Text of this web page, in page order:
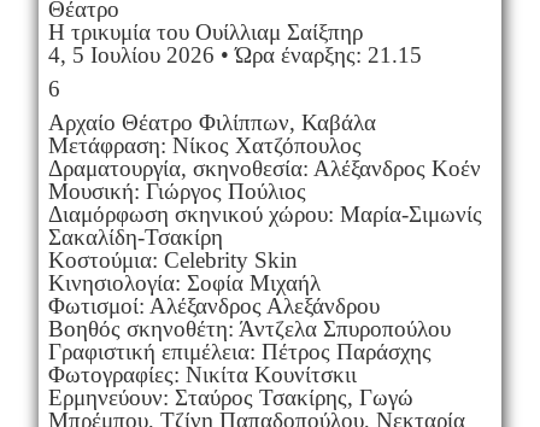
Θέατρο
Η τρικυμία του Ουίλλιαμ Σαίξπηρ
4, 5 Ιουλίου 2026 • Ώρα έναρξης: 21.15
6
Αρχαίο Θέατρο Φιλίππων, Καβάλα
Μετάφραση: Νίκος Χατζόπουλος
Δραματουργία, σκηνοθεσία: Αλέξανδρος Κοέν
Μουσική: Γιώργος Πούλιος
Διαμόρφωση σκηνικού χώρου: Μαρία-Σιμωνίς
Σακαλίδη-Τσακίρη
Κοστούμια: Celebrity Skin
Κινησιολογία: Σοφία Μιχαήλ
Φωτισμοί: Αλέξανδρος Αλεξάνδρου
Βοηθός σκηνοθέτη: Άντζελα Σπυροπούλου
Γραφιστική επιμέλεια: Πέτρος Παράσχης
Φωτογραφίες: Νικίτα Κουνίτσκιι
Ερμηνεύουν: Σταύρος Τσακίρης, Γωγώ
Μπρέμπου, Τζίνη Παπαδοπούλου, Νεκταρία